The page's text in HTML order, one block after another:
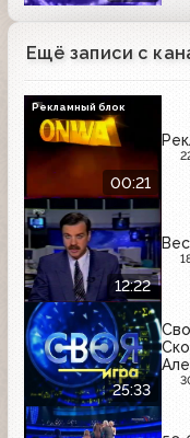
Ещё записи с
00:21
Рекламный блок
12:22
25:33